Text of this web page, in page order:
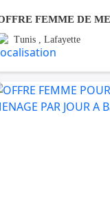
Tunis , Lafayette